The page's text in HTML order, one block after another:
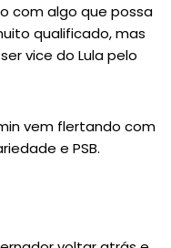
com algo que possa
qualificado, mas
vice do Lula pelo
vem flertando com
e PSB.